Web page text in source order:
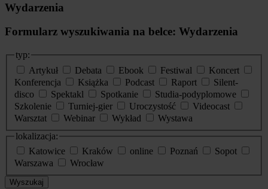
Wydarzenia
Formularz wyszukiwania na belce: Wydarzenia
typ:
Artykuł
Debata Ebook Festiwal
Koncert
Konferencja
Książka Podcast Raport
Silent-
disco
Spektakl Spotkanie
Studia-podyplomowe
Szkolenie
Turniej-gier Uroczystość
Videocast
Warsztat
Webinar Wykład
Wystawa
lokalizacja:
Katowice
Kraków online Poznań
Sopot
Warszawa
Wrocław
Wyszukaj